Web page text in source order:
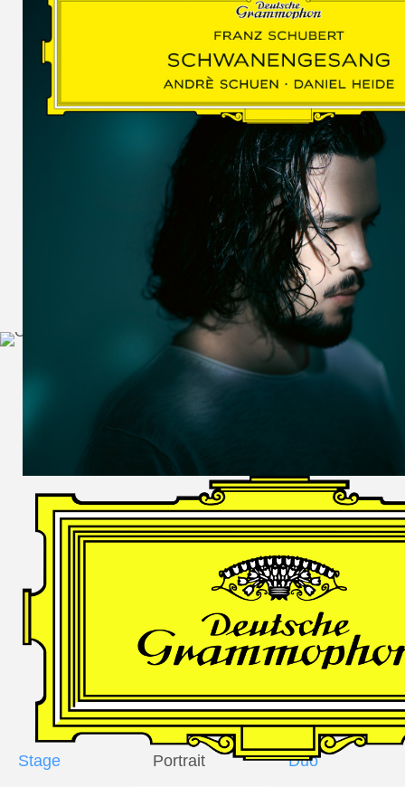
WOLF
MARTIN
SCHUMANN,
LIEDERKREIS
OP. 24
SECHS
MONOLOGE
AUS
JEDERMANN
GESÄNGE
Andrè Schuen,
Baritone
Daniel Heide,
Piano
GALLERY
Stage Portrait Duo